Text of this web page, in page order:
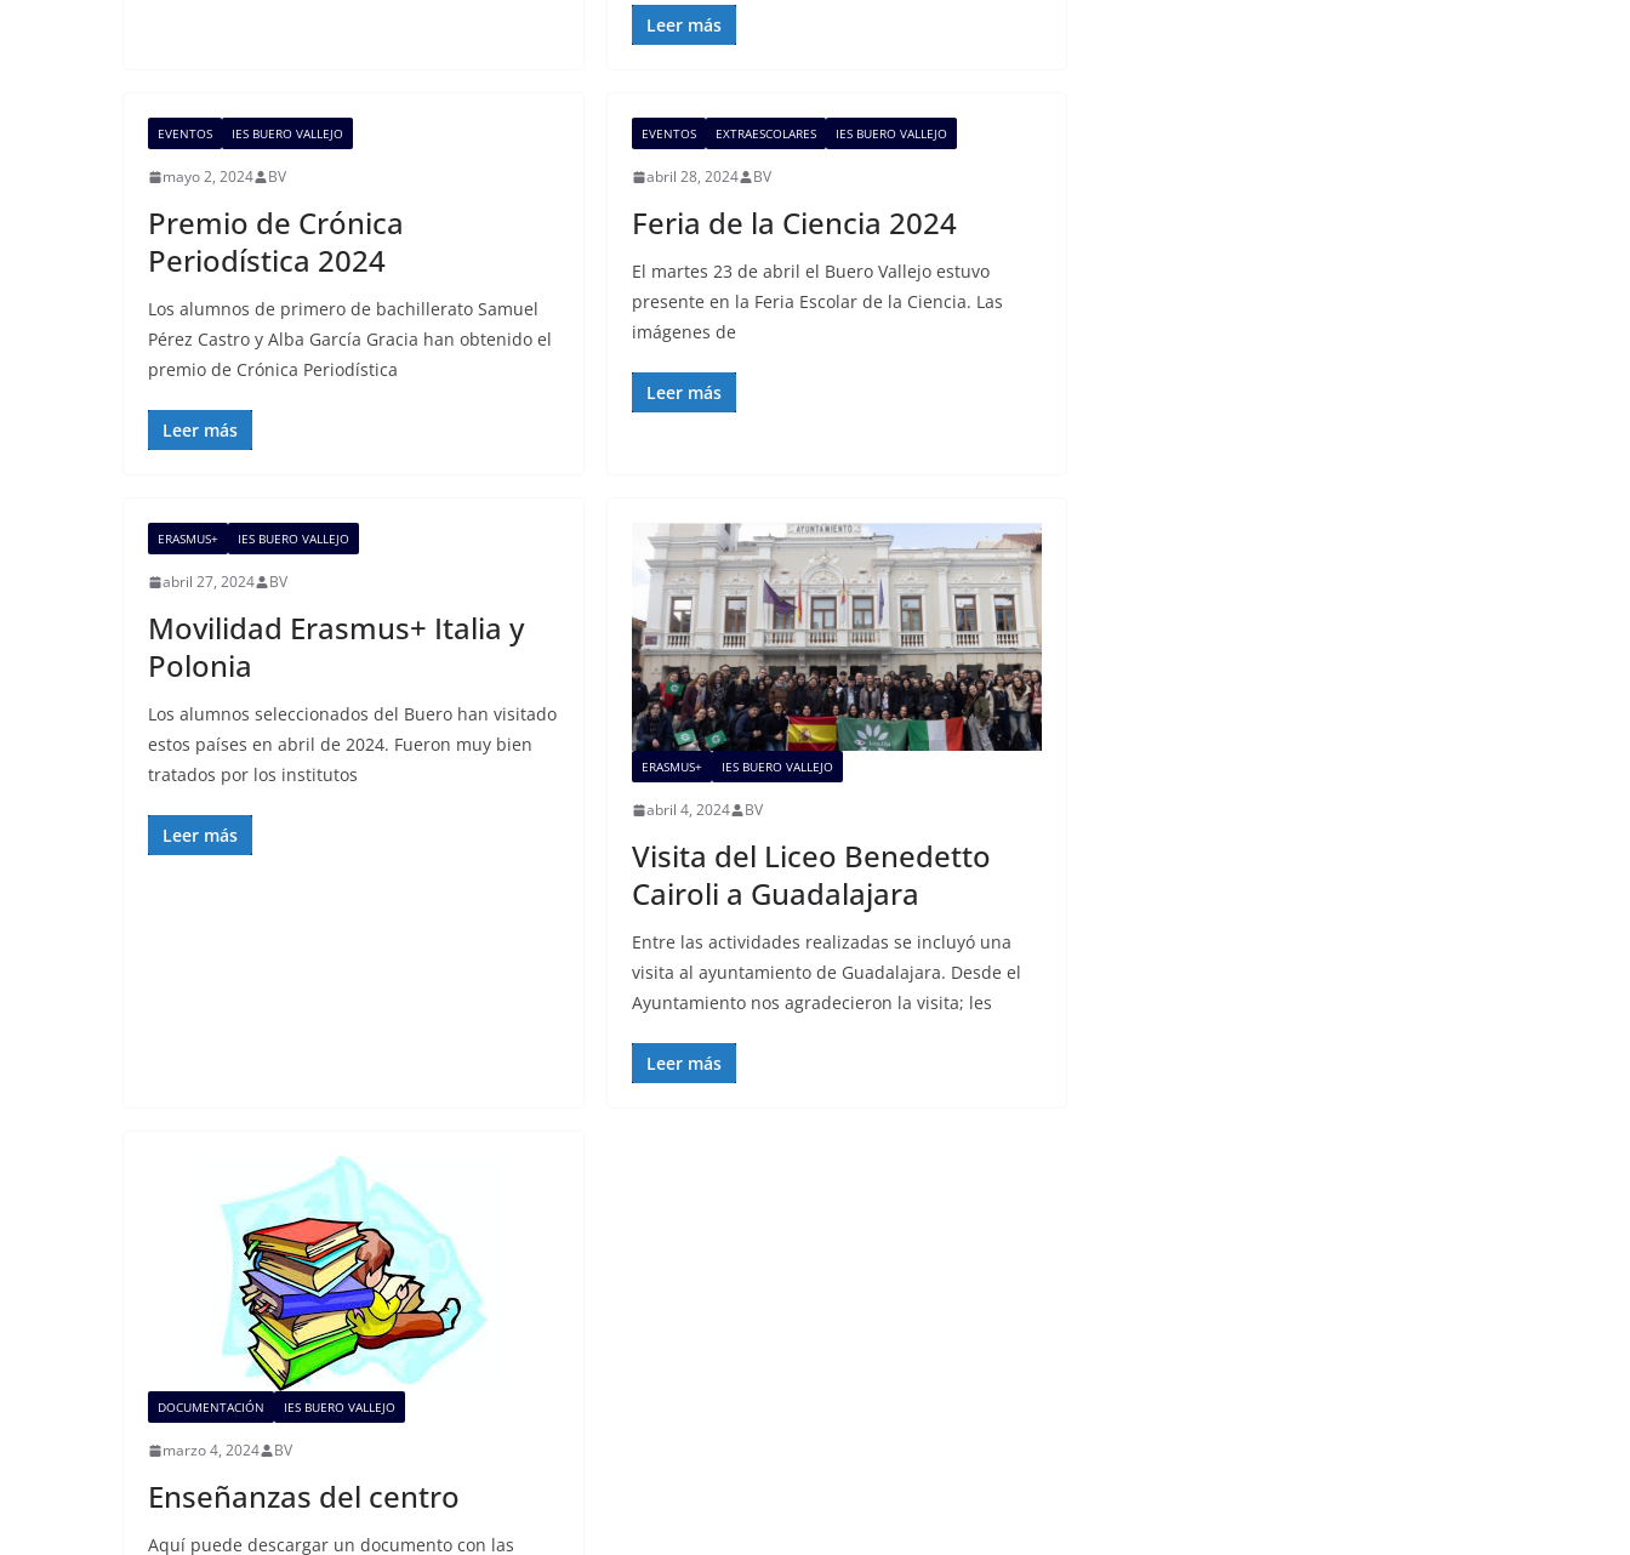
Leer más
EVENTOS IES BUERO VALLEJO
mayo 2, 2024 BV
Premio de Crónica
Periodística 2024
Los alumnos de primero de bachillerato Samuel
Pérez Castro y Alba García Gracia han obtenido el
premio de Crónica Periodística
Leer más
EVENTOS EXTRAESCOLARES IES BUERO VALLEJO
abril 28, 2024 BV
Feria de la Ciencia 2024
El martes 23 de abril el Buero Vallejo estuvo
presente en la Feria Escolar de la Ciencia. Las
imágenes de
Leer más
ERASMUS+ IES BUERO VALLEJO
abril 27, 2024 BV
Movilidad Erasmus+ Italia y
Polonia
Los alumnos seleccionados del Buero han visitado
estos países en abril de 2024. Fueron muy bien
tratados por los institutos
Leer más
ERASMUS+ IES BUERO VALLEJO
abril 4, 2024 BV
Visita del Liceo Benedetto
Cairoli a Guadalajara
Entre las actividades realizadas se incluyó una
visita al ayuntamiento de Guadalajara. Desde el
Ayuntamiento nos agradecieron la visita; les
Leer más
DOCUMENTACIÓN IES BUERO VALLEJO
marzo 4, 2024 BV
Enseñanzas del centro
Aquí puede descargar un documento con las